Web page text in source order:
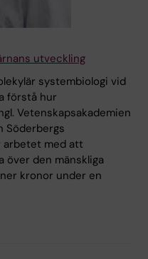
utveckling
systembiologi vid
förstå hur
Vetenskapsakademien
Söderbergs
arbetet med att
över den mänskliga
kronor under en